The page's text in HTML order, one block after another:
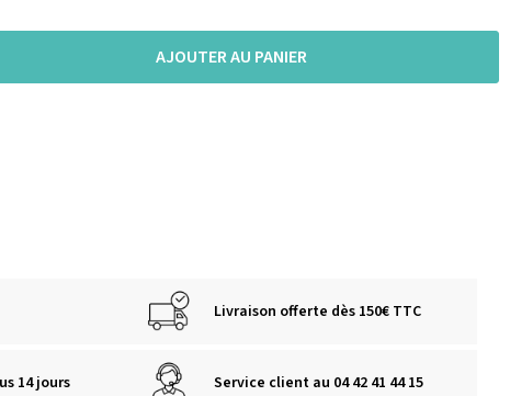
AJOUTER AU PANIER
Livraison offerte dès 150€ TTC
14 jours Service client au 04 42 41 44 15